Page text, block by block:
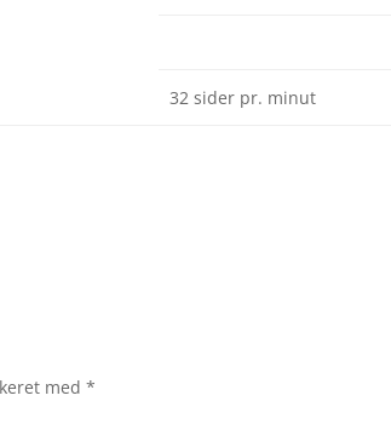
32 sider pr. minut
med*